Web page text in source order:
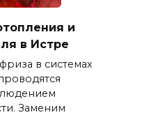
и
в Истре
в системах
Заменим